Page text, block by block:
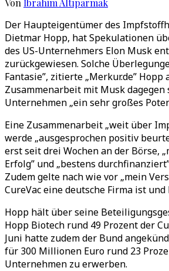
Von İbrahim Altıparmak
Der Haupteigentümer des
Dietmar Hopp, hat Spekulationen
des US-Unternehmers Elon Musk
zurückgewiesen. Solche
Fantasie”, zitierte „Merkur.de”
Zusammenarbeit mit Musk dagegen
Unternehmen „ein sehr großes
Eine Zusammenarbeit „weit über
werde „ausgesprochen positiv
erst seit drei Wochen an der Börse,
Erfolg” und „bestens
Zudem gelte nach wie vor „mein
CureVac eine deutsche Firma ist und
Hopp hält über seine
Hopp Biotech rund 49 Prozent der
Juni hatte zudem der Bund
für 300 Millionen Euro rund 23
Unternehmen zu erwerben.